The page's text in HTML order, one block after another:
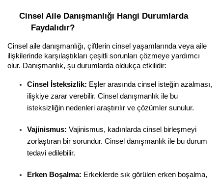
Cinsel Aile Danışmanlığı Hangi Durumlarda
Faydalıdır?
Cinsel aile danışmanlığı, çiftlerin cinsel yaşamlarında veya aile
ilişkilerinde karşılaştıkları çeşitli sorunları çözmeye yardımcı
olur. Danışmanlık, şu durumlarda oldukça etkilidir:
Cinsel İsteksizlik: Eşler arasında cinsel isteğin azalması,
ilişkiye zarar verebilir. Cinsel danışmanlık ile bu
isteksizliğin nedenleri araştırılır ve çözümler sunulur.
Vajinismus: Vajinismus, kadınlarda cinsel birleşmeyi
zorlaştıran bir sorundur. Cinsel danışmanlık ile bu durum
tedavi edilebilir.
Erken Boşalma: Erkeklerde sık görülen erken boşalma,